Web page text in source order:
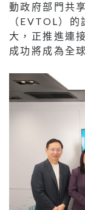
動政府部門共
（EVTOL）
大，正推進連
成功將成為全